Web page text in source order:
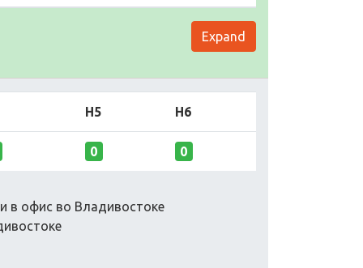
Expand
H5 H6
0 0
в офис во Владивостоке